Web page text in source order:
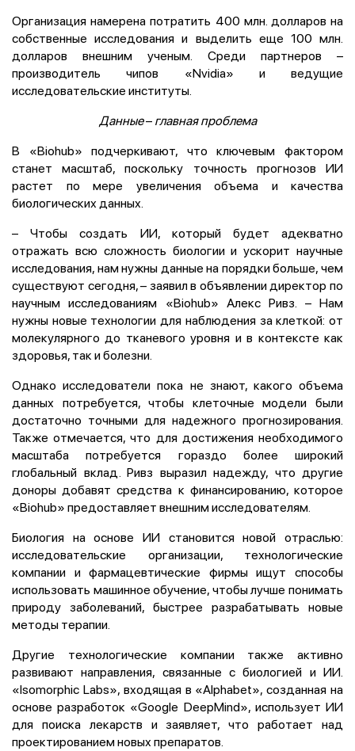
Организация намерена потратить 400 млн. долларов на
собственные исследования и выделить еще 100 млн.
долларов внешним ученым. Среди партнеров –
производитель чипов «Nvidia» и ведущие
исследовательские институты.
Данные–главная проблема
В «Biohub» подчеркивают, что ключевым фактором
станет масштаб, поскольку точность прогнозов ИИ
растет по мере увеличения объема и качества
биологических данных.
– Чтобы создать ИИ, который будет адекватно
отражать всю сложность биологии и ускорит научные
исследования, нам нужны данные на порядки больше, чем
существуют сегодня, – заявил в объявлении директор по
научным исследованиям «Biohub» Алекс Ривз. – Нам
нужны новые технологии для наблюдения за клеткой: от
молекулярного до тканевого уровня и в контексте как
здоровья, так и болезни.
Однако исследователи пока не знают, какого объема
данных потребуется, чтобы клеточные модели были
достаточно точными для надежного прогнозирования.
Также отмечается, что для достижения необходимого
масштаба потребуется гораздо более широкий
глобальный вклад. Ривз выразил надежду, что другие
доноры добавят средства к финансированию, которое
«Biohub» предоставляет внешним исследователям.
Биология на основе ИИ становится новой отраслью:
исследовательские организации, технологические
компании и фармацевтические фирмы ищут способы
использовать машинное обучение, чтобы лучше понимать
природу заболеваний, быстрее разрабатывать новые
методы терапии.
Другие технологические компании также активно
развивают направления, связанные с биологией и ИИ.
«Isomorphic Labs», входящая в «Alphabet», созданная на
основе разработок «Google DeepMind», использует ИИ
для поиска лекарств и заявляет, что работает над
проектированием новых препаратов.